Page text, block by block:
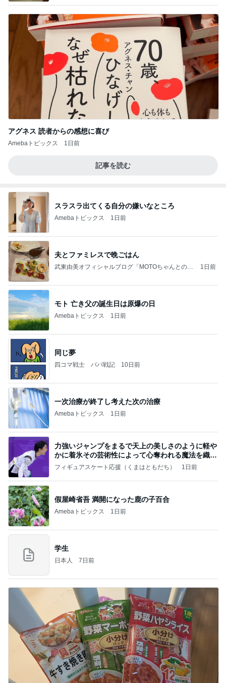
アグネス 読者からの感想に喜び
Amebaトピックス 1日前
記事を読む
スラスラ出てくる自分の嫌いなところ
Amebaトピックス 1日前
夫とファミレスで晩ごはん
武東由美オフィシャルブログ「MOTOちゃんとのは
1日前
モト 亡き父の誕生日は原爆の日
Amebaトピックス 1日前
同じ夢
四コマ戦士 パパ戦記 10日前
一次治療が終了し考えた次の治療
Amebaトピックス 1日前
力強いジャンプをまるで天上の美しさのように軽や
かに着氷その芸術性によって心奪われる魔法を織り
なす
フィギュアスケート応援（くまはともだち） 1日前
假屋崎省吾 満開になった鹿の子百合
Amebaトピックス 1日前
学生
日本人 7日前